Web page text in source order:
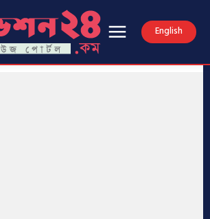
English